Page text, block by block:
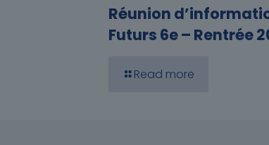
Réunion
Futurs 6e – Rentrée
Read more